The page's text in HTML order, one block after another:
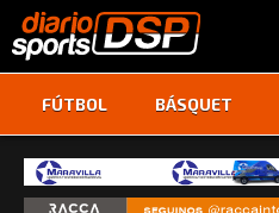
FÚTBOL BÁSQUET